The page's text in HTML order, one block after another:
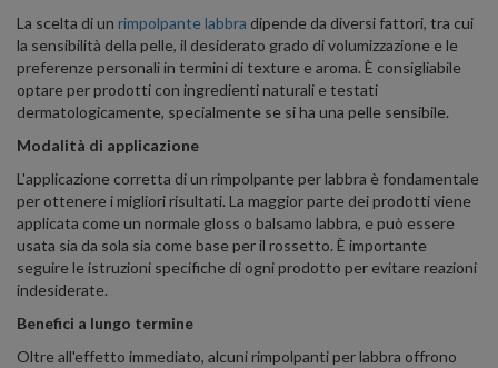
La scelta di un rimpolpante labbra dipende da diversi fattori, tra cui
la sensibilità della pelle, il desiderato grado di volumizzazione e le
preferenze personali in termini di texture e aroma. È consigliabile
optare per prodotti con ingredienti naturali e testati
dermatologicamente, specialmente se si ha una pelle sensibile.
Modalità di applicazione
L'applicazione corretta di un rimpolpante per labbra è fondamentale
per ottenere i migliori risultati. La maggior parte dei prodotti viene
applicata come un normale gloss o balsamo labbra, e può essere
usata sia da sola sia come base per il rossetto. È importante
seguire le istruzioni specifiche di ogni prodotto per evitare reazioni
indesiderate.
Benefici a lungo termine
Oltre all'effetto immediato, alcuni rimpolpanti per labbra offrono